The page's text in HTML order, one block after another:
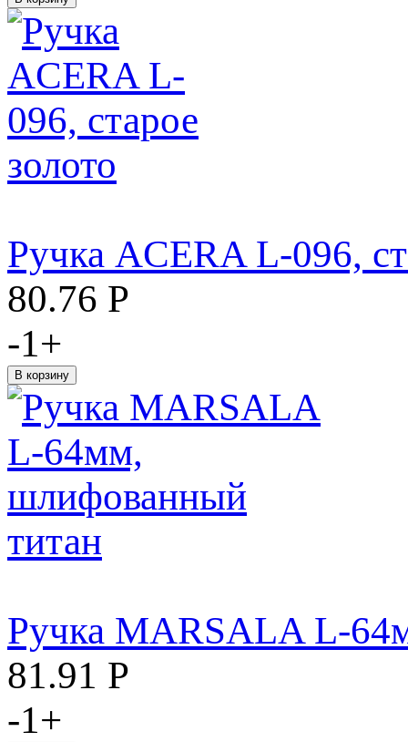
Ручка ACERA L-096,
80.76 Р
-1+
Ручка MARSALA L-
81.91 Р
-1+